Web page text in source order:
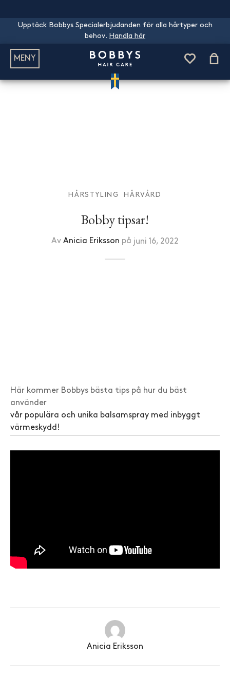
Upptäck Bobbys Specialerbjudanden för alla hårtyper och
behov. Handla här
MENY
HÅRSTYLING HÅRVÅRD
Bobby tipsar!
Av Anicia Eriksson på juni 16, 2022
Här kommer Bobbys bästa tips på hur du bäst
använder
vår populära och unika balsamspray med inbyggt
värmeskydd!
Anicia Eriksson